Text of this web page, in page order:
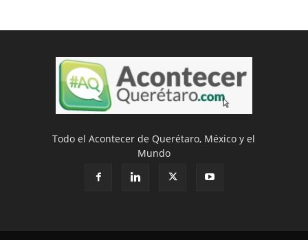
Todo el Acontecer de Querétaro, México y el
Mundo